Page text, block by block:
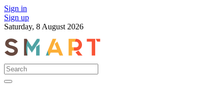
Sign in
Sign up
Saturday, 8 August 2026